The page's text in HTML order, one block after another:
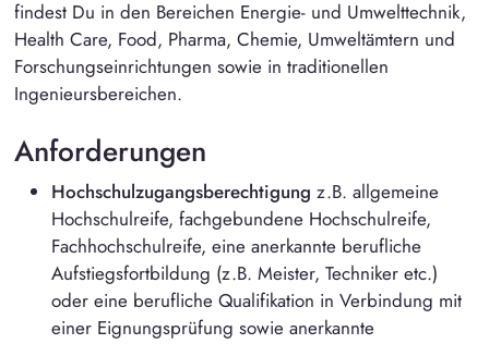
findest Du in den Bereichen Energie- und Umwelttechnik,
Health Care, Food, Pharma, Chemie, Umweltämtern und
Forschungseinrichtungen sowie in traditionellen
Ingenieursbereichen.
Anforderungen
Hochschulzugangsberechtigung z.B. allgemeine
Hochschulreife, fachgebundene Hochschulreife,
Fachhochschulreife, eine anerkannte berufliche
Aufstiegsfortbildung (z.B. Meister, Techniker etc.)
oder eine berufliche Qualifikation in Verbindung mit
einer Eignungsprüfung sowie anerkannte